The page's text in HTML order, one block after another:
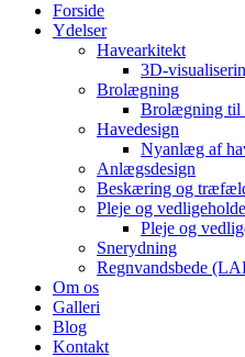
Forside
Ydelser
Havearkitekt
3D-
Brolægning
Brolægning til
Havedesign
Nyanlæg af
Anlægsdesign
Beskæring og
Pleje og
Pleje og
Snerydning
Regnvandsbede
Om os
Galleri
Blog
Kontakt